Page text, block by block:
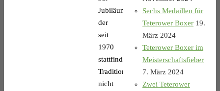
Jubiläumsauflage
der
seit
1970
stattfindenden
Traditionsveranstaltung
nicht
Sechs Medaillen für
Teterower Boxer 19.
März 2024
Teterower Boxer im
Meisterschaftsfieber
7. März 2024
Zwei Teterower